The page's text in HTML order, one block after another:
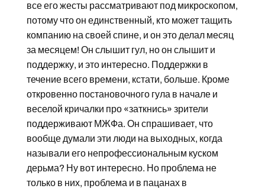
все его жесты рассматривают под микроскопом,
потому что он единственный, кто может тащить
компанию на своей спине, и он это делал месяц
за месяцем! Он слышит гул, но он слышит и
поддержку, и это интересно. Поддержки в
течение всего времени, кстати, больше. Кроме
откровенно постановочного гула в начале и
веселой кричалки про «заткнись» зрители
поддерживают МЖФа. Он спрашивает, что
вообще думали эти люди на выходных, когда
называли его непрофессиональным куском
дерьма? Ну вот интересно. Но проблема не
только в них, проблема и в пацанах в